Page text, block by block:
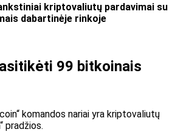
kriptovaliutų pardavimai su
dabartinėje rinkoje
99 bitkoinais
komandos nariai yra kriptovaliutų
pradžios.